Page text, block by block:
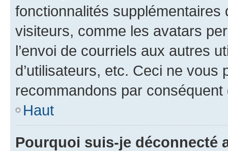
fonctionnalités
visiteurs, comme les avatars
l’envoi de courriels aux autres
d’utilisateurs, etc. Ceci ne vous
recommandons par conséquent
Haut
Pourquoi suis-je déconnecté